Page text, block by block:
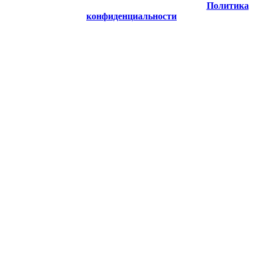
Политика
конфиденциальности